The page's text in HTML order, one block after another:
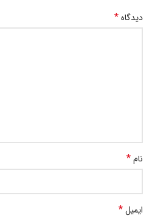
دیدگاه*
نام*
ایمیل*